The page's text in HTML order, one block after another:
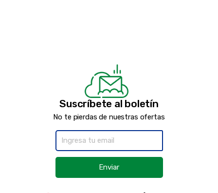
Suscríbete al boletín
No te pierdas de nuestras ofertas
Enviar